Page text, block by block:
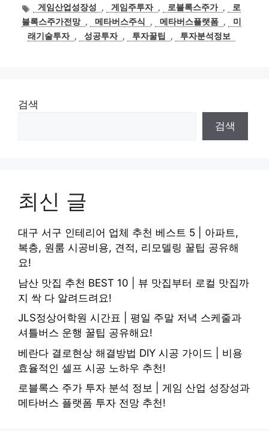
태
그
게임산업성장성 , 게임주투자 , 로블록스주가 ,
로
블록스주가전망 , 메타버스주식 , 메타버스플랫폼 ,
미
래기술투자 , 성공투자 , 투자꿀팁 , 투자분석정보
검색
검색
최신 글
대구 서구 인테리어 업체 추천 베스트 5 | 아파트,
복층, 원룸 시공비용, 견적, 리모델링 꿀팁 공유해
요!
남산 맛집 추천 BEST 10 | 뷰 맛집부터 로컬 맛집까
지 싹 다 알려드려요!
JLS정상어학원 시간표 | 평일 주말 저녁 스케줄과
셔틀버스 운행 꿀팁 공유해요!
베란다 결로현상 해결방법 DIY 시공 가이드 | 비용
효율적인 셀프 시공 노하우 추천!
로블록스 주가 투자 분석 정보 | 게임 산업 성장성과
메타버스 플랫폼 투자 전망 추천!